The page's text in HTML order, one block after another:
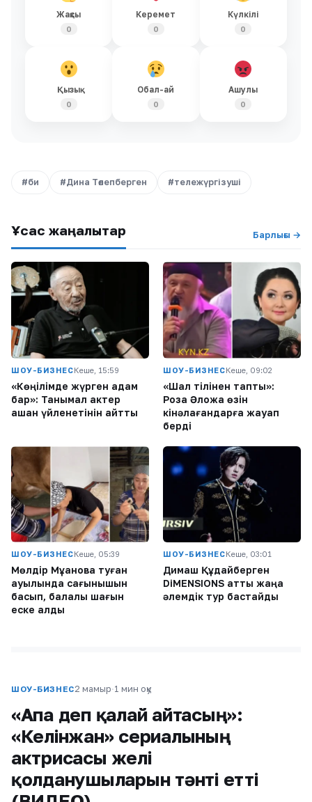
Жақсы
0
Керемет
0
Күлкілі
0
Қызық
0
Обал-ай
0
Ашулы
0
#би #Дина Төлепберген #тележүргізуші
Ұқсас жаңалықтар Барлығы →
ШОУ-БИЗНЕСКеше, 15:59
«Көңілімде жүрген адам
бар»: Танымал актер
қашан үйленетінін айтты
ШОУ-БИЗНЕСКеше, 09:02
«Шал тілінен тапты»:
Роза Әлқожа өзін
кінәлағандарға жауап
берді
ШОУ-БИЗНЕСКеше, 05:39
Мөлдір Мұқанова туған
ауылында сағынышын
басып, балалық шағын
еске алды
ШОУ-БИЗНЕСКеше, 03:01
Димаш Құдайберген
DiMENSIONS атты жаңа
әлемдік тур бастайды
ШОУ-БИЗНЕС2 мамыр·1 мин оқу
«Апа деп қалай айтасың»:
«Келінжан» сериалының
актрисасы желі
қолданушыларын тәнті етті